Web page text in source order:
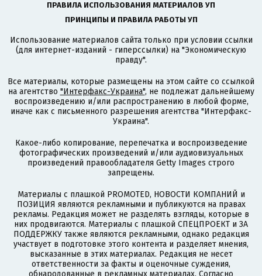
ПРАВИЛА ИСПОЛЬЗОВАНИЯ МАТЕРИАЛОВ УП
ПРИНЦИПЫ И ПРАВИЛА РАБОТЫ УП
Использование материалов сайта только при условии ссылки
(для интернет-изданий - гиперссылки) на "Экономическую
правду".
Все материалы, которые размещены на этом сайте со ссылкой
на агентство "Интерфакс-Украина", не подлежат дальнейшему
воспроизведению и/или распространению в любой форме,
иначе как с письменного разрешения агентства "Интерфакс-
Украина".
Какое-либо копирование, перепечатка и воспроизведение
фотографических произведений и/или аудиовизуальных
произведений правообладателя Getty Images строго
запрещены.
Материалы с плашкой PROMOTED, НОВОСТИ КОМПАНИЙ и
ПОЗИЦИЯ являются рекламными и публикуются на правах
рекламы. Редакция может не разделять взгляды, которые в
них продвигаются. Материалы с плашкой СПЕЦПРОЕКТ и ЗА
ПОДДЕРЖКУ также являются рекламными, однако редакция
участвует в подготовке этого контента и разделяет мнения,
высказанные в этих материалах. Редакция не несет
ответственности за факты и оценочные суждения,